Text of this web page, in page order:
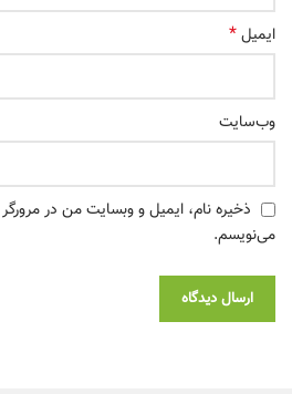
ایمیل*
وب‌سایت
ذخیره نام، ایمیل و وبسایت من در
می‌نویسم.